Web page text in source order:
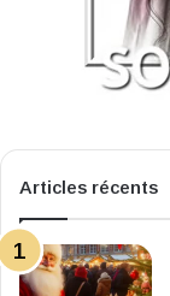
Articles récents